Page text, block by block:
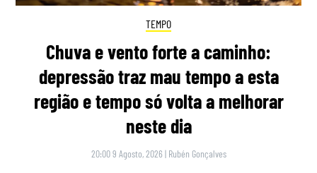
TEMPO
Chuva e vento forte a caminho:
depressão traz mau tempo a esta
região e tempo só volta a melhorar
neste dia
20:00 9 Agosto, 2026 | Rubén Gonçalves